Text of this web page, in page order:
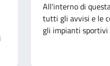
All'interno di
tutti gli avvisi e le
gli impianti sportivi